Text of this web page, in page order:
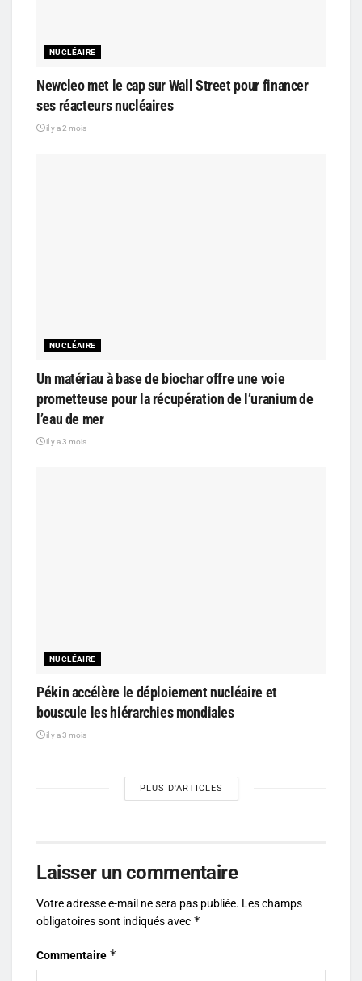
NUCLÉAIRE
Newcleo met le cap sur Wall Street pour financer
ses réacteurs nucléaires
il y a 2 mois
NUCLÉAIRE
Un matériau à base de biochar offre une voie
prometteuse pour la récupération de l’uranium de
l’eau de mer
il y a 3 mois
NUCLÉAIRE
Pékin accélère le déploiement nucléaire et
bouscule les hiérarchies mondiales
il y a 3 mois
PLUS D'ARTICLES
Laisser un commentaire
Votre adresse e-mail ne sera pas publiée. Les champs
obligatoires sont indiqués avec *
Commentaire *